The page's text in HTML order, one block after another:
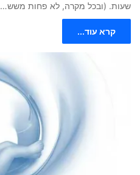
שעות. (ובכל מקרה, לא פחות משש…
קרא עוד...